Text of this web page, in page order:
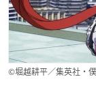
©︎堀越耕平／集英社・